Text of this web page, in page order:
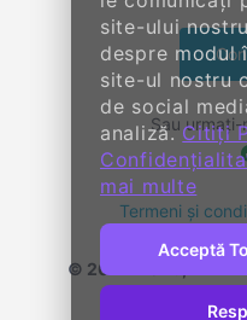
site-ului
despre modul
site-ul nostru
de social
analiză.Citiți
mai multe
Acceptă
Sau
Termeni și
© 2014-
2026,